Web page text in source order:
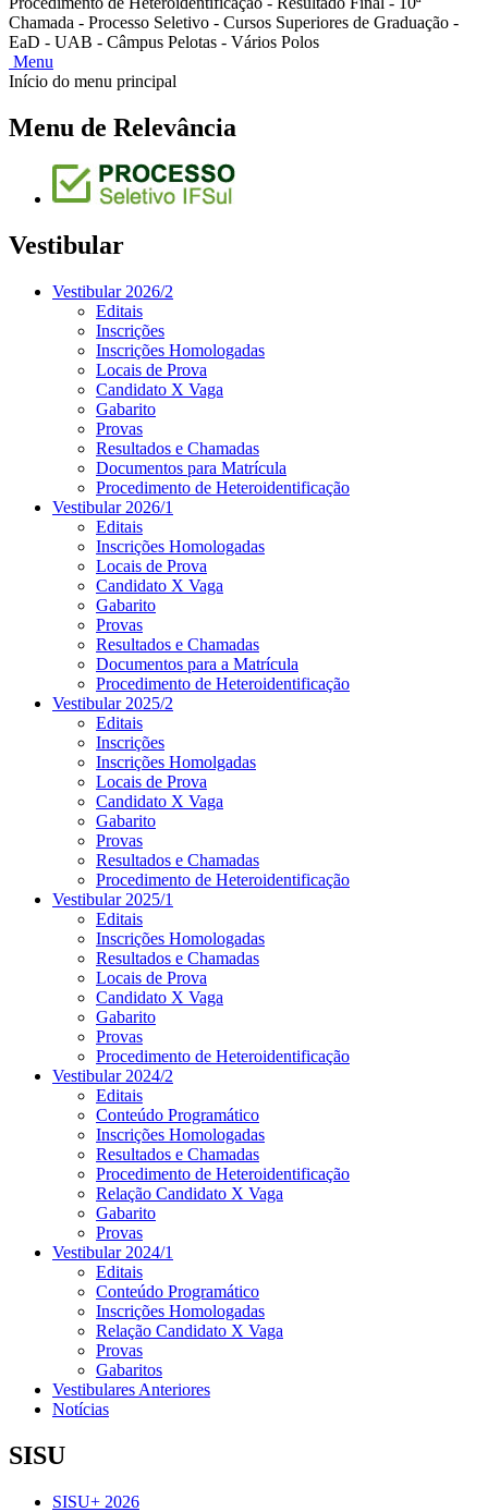
Chamada - Processo Seletivo - Cursos Superiores de Graduação -
EaD - UAB - Câmpus Pelotas - Vários Polos
Menu
Início do menu principal
Menu de Relevância
Vestibular
Vestibular 2026/2
Editais
Inscrições
Inscrições Homologadas
Locais de Prova
Candidato X Vaga
Gabarito
Provas
Resultados e Chamadas
Documentos para Matrícula
Procedimento de Heteroidentificação
Vestibular 2026/1
Editais
Inscrições Homologadas
Locais de Prova
Candidato X Vaga
Gabarito
Provas
Resultados e Chamadas
Documentos para a Matrícula
Procedimento de Heteroidentificação
Vestibular 2025/2
Editais
Inscrições
Inscrições Homolgadas
Locais de Prova
Candidato X Vaga
Gabarito
Provas
Resultados e Chamadas
Procedimento de Heteroidentificação
Vestibular 2025/1
Editais
Inscrições Homologadas
Resultados e Chamadas
Locais de Prova
Candidato X Vaga
Gabarito
Provas
Procedimento de Heteroidentificação
Vestibular 2024/2
Editais
Conteúdo Programático
Inscrições Homologadas
Resultados e Chamadas
Procedimento de Heteroidentificação
Relação Candidato X Vaga
Gabarito
Provas
Vestibular 2024/1
Editais
Conteúdo Programático
Inscrições Homologadas
Relação Candidato X Vaga
Provas
Gabaritos
Vestibulares Anteriores
Notícias
SISU
SISU+ 2026